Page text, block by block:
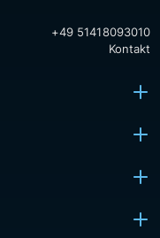
+49 51418093010
Kontakt